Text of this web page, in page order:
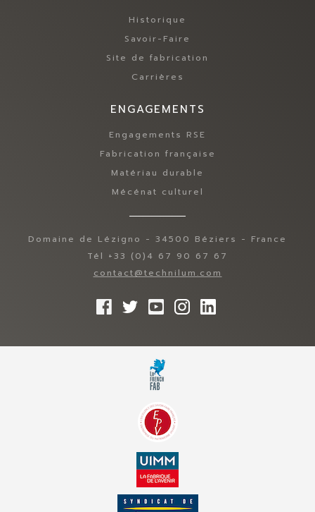
Historique
Savoir-Faire
Site de fabrication
Carrières
ENGAGEMENTS
Engagements RSE
Fabrication française
Matériau durable
Mécénat culturel
Domaine de Lézigno - 34500 Béziers - France
Tél +33 (0)4 67 90 67 67
contact@technilum.com